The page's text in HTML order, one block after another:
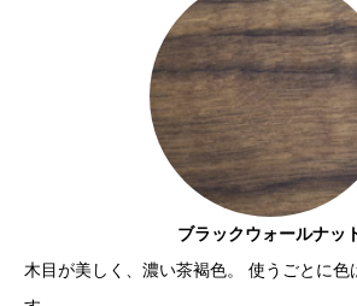
ブラックウォールナッ
木目が美しく、濃い茶褐色。 使うごとに色